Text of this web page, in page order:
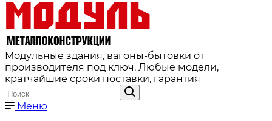
Модульные здания, вагоны-бытовки от
производителя под ключ. Любые модели,
кратчайшие сроки поставки, гарантия
Меню